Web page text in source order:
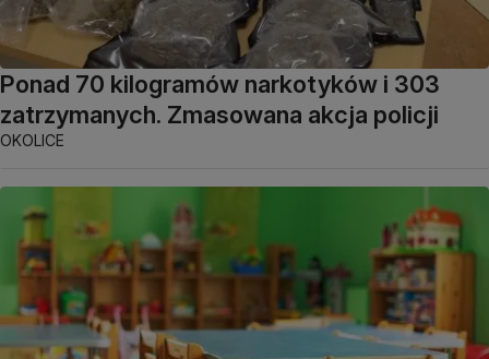
Ponad 70 kilogramów narkotyków i 303
zatrzymanych. Zmasowana akcja policji
OKOLICE